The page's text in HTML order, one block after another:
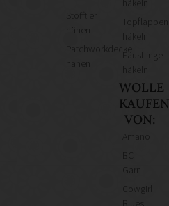
Stofftier
Patchworkdecke
häkeln
Topflappen
häkeln
Fäustlinge
häkeln
WOLLE
KAUFEN
VON:
Cowgirl